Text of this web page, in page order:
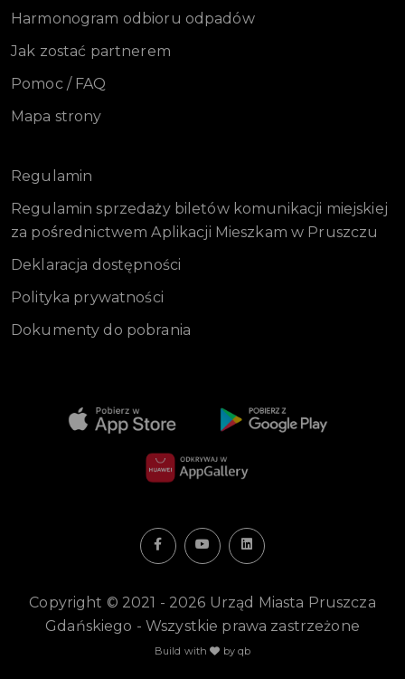
Harmonogram odbioru odpadów
Jak zostać partnerem
Pomoc / FAQ
Mapa strony
Regulamin
Regulamin sprzedaży biletów komunikacji miejskiej
za pośrednictwem Aplikacji Mieszkam w Pruszczu
Deklaracja dostępności
Polityka prywatności
Dokumenty do pobrania
Copyright © 2021 - 2026 Urząd Miasta Pruszcza
Gdańskiego - Wszystkie prawa zastrzeżone
Build with by qb